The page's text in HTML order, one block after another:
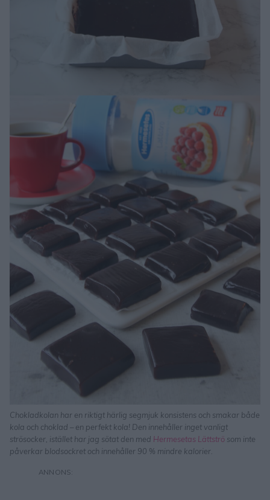
Chokladkolan har en riktigt härlig segmjuk konsistens och smakar både
kola och choklad – en perfekt kola! Den innehåller inget vanligt
strösocker, istället har jag sötat den med Hermesetas Lättströ som inte
påverkar blodsockret och innehåller 90 % mindre kalorier.